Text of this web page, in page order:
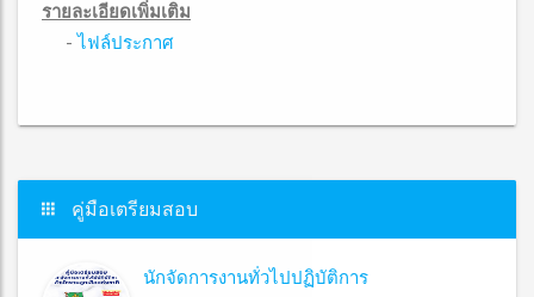
รายละเอียดเพิ่มเติม
- ไฟล์ประกาศ
คู่มือเตรียมสอบ
นักจัดการงานทั่วไปปฏิบัติการ